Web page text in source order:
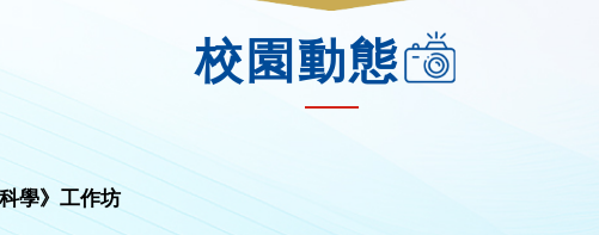
校園動態
學》工作坊